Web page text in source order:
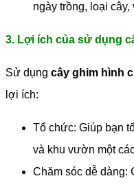
ngày trồng, loại
3. Lợi ích của sử dụng
Sử dụng cây ghim hình
lợi ích:
Tổ chức: Giúp bạn
và khu vườn một
Chăm sóc dễ dàng: